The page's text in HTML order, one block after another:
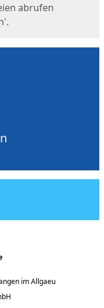
abrufen
im Allgaeu